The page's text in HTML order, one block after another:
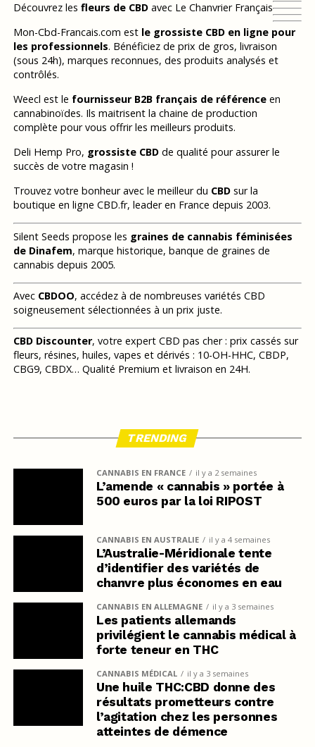
Découvrez les fleurs de CBDavec Le Chanvrier Français
Mon-Cbd-Francais.com est le grossiste CBD en ligne pour
les professionnels. Bénéficiez de prix de gros, livraison
(sous 24h), marques reconnues, des produits analysés et
contrôlés.
Weecl est le fournisseur B2B français de référenceen
cannabinoïdes. Ils maitrisent la chaine de production
complète pour vous offrir les meilleurs produits.
Deli Hemp Pro, grossiste CBDde qualité pour assurer le
succès de votre magasin !
Trouvez votre bonheur avec le meilleur du CBDsur la
boutique en ligne CBD.fr, leader en France depuis 2003.
Silent Seeds propose les graines de cannabis féminisées
de Dinafem, marque historique, banque de graines de
cannabis depuis 2005.
Avec CBDOO, accédez à de nombreuses variétés CBD
soigneusement sélectionnées à un prix juste.
CBD Discounter, votre expert CBD pas cher : prix cassés sur
fleurs, résines, huiles, vapes et dérivés : 10-OH-HHC, CBDP,
CBG9, CBDX… Qualité Premium et livraison en 24H.
TRENDING
CANNABIS EN FRANCE il y a 2 semaines
L’amende « cannabis » portée à
500 euros par la loi RIPOST
CANNABIS EN AUSTRALIE il y a 4 semaines
L’Australie-Méridionale tente
d’identifier des variétés de
chanvre plus économes en eau
CANNABIS EN ALLEMAGNE il y a 3 semaines
Les patients allemands
privilégient le cannabis médical à
forte teneur en THC
CANNABIS MÉDICAL il y a 3 semaines
Une huile THC:CBD donne des
résultats prometteurs contre
l’agitation chez les personnes
atteintes de démence